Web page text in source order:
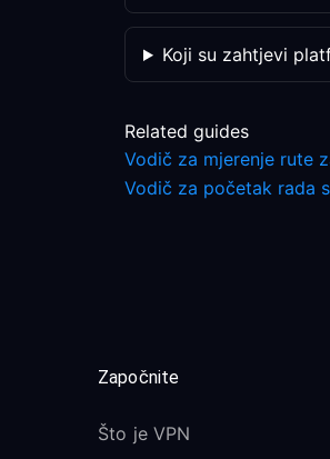
Koji su zahtjevi
Related guides
Vodič za mjerenje rute
Vodič za početak rada
Započnite
Što je VPN